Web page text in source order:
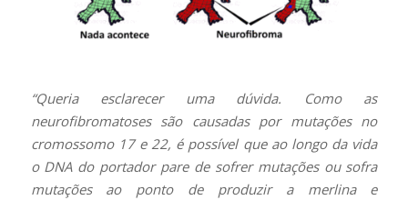
“Queria esclarecer uma dúvida. Como as
neurofibromatoses são causadas por mutações no
cromossomo 17 e 22, é possível que ao longo da vida
o DNA do portador pare de sofrer mutações ou sofra
mutações ao ponto de produzir a merlina e